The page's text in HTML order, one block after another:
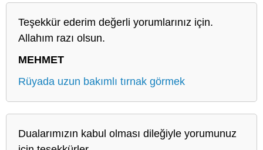
Teşekkür ederim değerli yorumlarınız için.
Allahım razı olsun.
MEHMET
Rüyada uzun bakımlı tırnak görmek
Dualarımızın kabul olması dileğiyle yorumunuz